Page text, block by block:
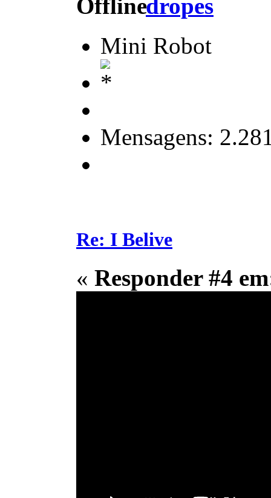
dropes
Mini Robot
Mensagens:
Re: I Belive
« Responder #4